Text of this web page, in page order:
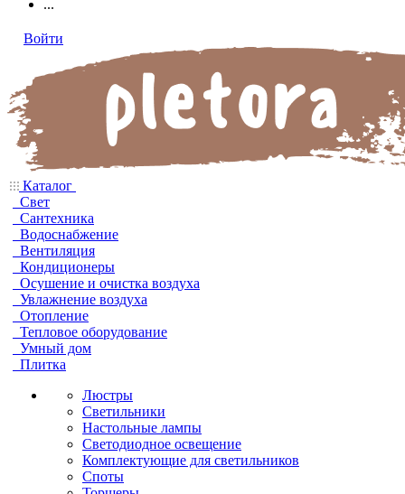
...
Войти
Каталог
Свет
Сантехника
Водоснабжение
Вентиляция
Кондиционеры
Осушение и очистка воздуха
Увлажнение воздуха
Отопление
Тепловое оборудование
Умный дом
Плитка
Люстры
Светильники
Настольные лампы
Светодиодное освещение
Комплектующие для светильников
Споты